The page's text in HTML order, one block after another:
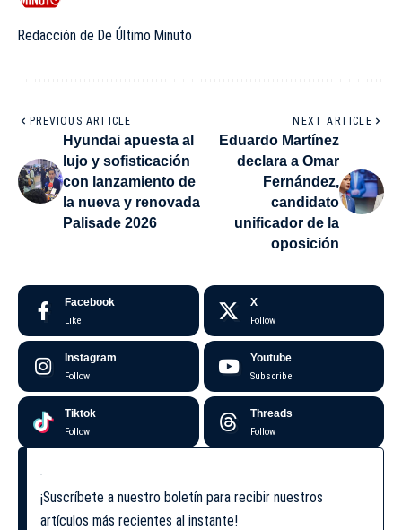
Redacción de De Último Minuto
PREVIOUS ARTICLE
Hyundai apuesta al
lujo y sofisticación
con lanzamiento de
la nueva y renovada
Palisade 2026
NEXT ARTICLE
Eduardo Martínez
declara a Omar
Fernández,
candidato
unificador de la
oposición
Facebook
Like
X
Follow
Instagram
Follow
Youtube
Subscribe
Tiktok
Follow
Threads
Follow
¡Suscríbete a nuestro boletín para recibir nuestros
artículos más recientes al instante!